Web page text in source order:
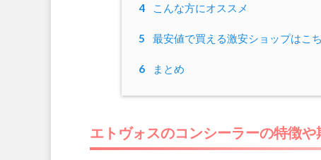
4 こんな方にオススメ
5 最安値で買える激安ショップはこち
6 まとめ
エトヴォスのコンシーラーの特徴